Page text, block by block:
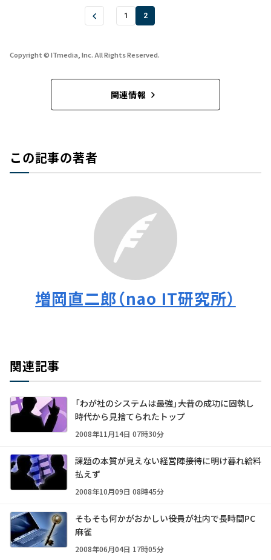
1 2
Copyright © ITmedia, Inc. All Rights Reserved.
関連情報
この記事の著者
増岡直二郎（nao IT研究所）
関連記事
「わが社のシステムは最強」――大昔の成功に固執し
時代から見捨てられたトップ
2008年11月14日 07時30分
課題の本質が見えない経営陣――接待に明け暮れ給料
払えず
2008年10月09日 08時45分
そもそも何かがおかしい――役員が社内で長時間PC
麻雀
2008年06月04日 17時05分